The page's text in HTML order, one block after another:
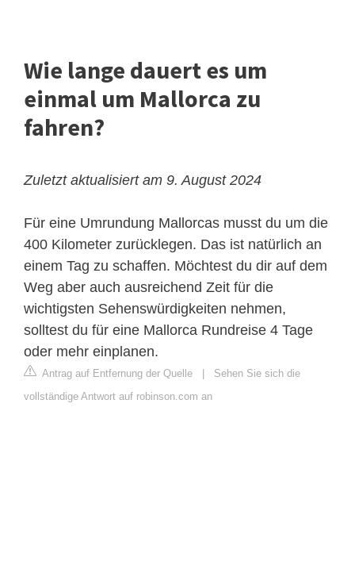
Wie lange dauert es um
einmal um Mallorca zu
fahren?
Zuletzt aktualisiert am 9. August 2024
Für eine Umrundung Mallorcas musst du um die
400 Kilometer zurücklegen. Das ist natürlich an
einem Tag zu schaffen. Möchtest du dir auf dem
Weg aber auch ausreichend Zeit für die
wichtigsten Sehenswürdigkeiten nehmen,
solltest du für eine Mallorca Rundreise 4 Tage
oder mehr einplanen.
Antrag auf Entfernung der Quelle
Sehen Sie sich die
vollständige Antwort auf robinson.com an